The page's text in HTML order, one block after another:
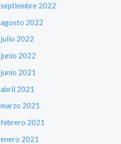
septiembre 2022
agosto 2022
julio 2022
junio 2022
junio 2021
abril 2021
marzo 2021
febrero 2021
enero 2021